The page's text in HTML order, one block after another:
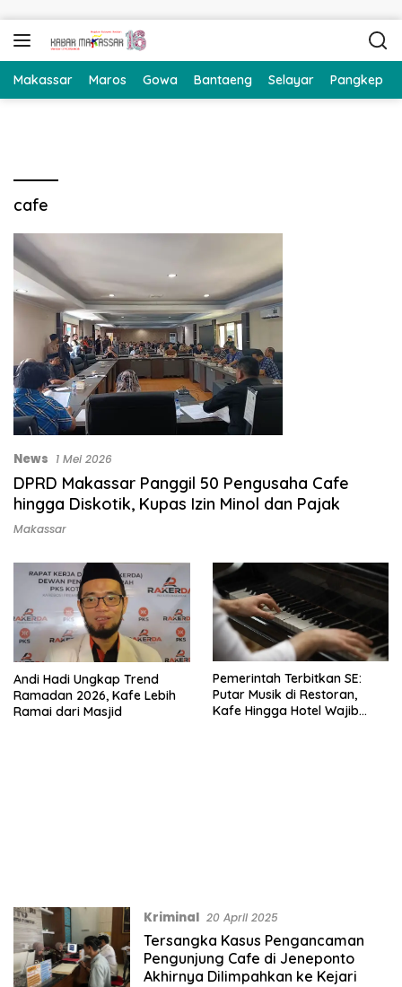
Makassar Maros Gowa Bantaeng Selayar Pangkep
cafe
News 1 Mei 2026
DPRD Makassar Panggil 50 Pengusaha Cafe
hingga Diskotik, Kupas Izin Minol dan Pajak
Makassar
Andi Hadi Ungkap Trend
Ramadan 2026, Kafe Lebih
Ramai dari Masjid
Pemerintah Terbitkan SE:
Putar Musik di Restoran,
Kafe Hingga Hotel Wajib
Kriminal 20 April 2025
Tersangka Kasus Pengancaman
Pengunjung Cafe di Jeneponto
Akhirnya Dilimpahkan ke Kejari